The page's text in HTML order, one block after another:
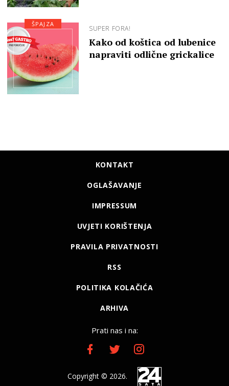
SUPER FORA!
Kako od koštica od lubenice
napraviti odlične grickalice
ŠPAJZA
KONTAKT
OGLAŠAVANJE
IMPRESSUM
UVJETI KORIŠTENJA
PRAVILA PRIVATNOSTI
RSS
POLITIKA KOLAČIĆA
ARHIVA
Prati nas i na:
Copyright © 2026.